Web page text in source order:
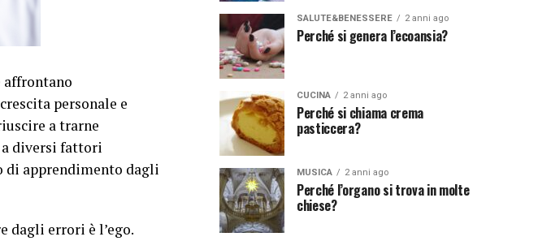
affrontano
personale e
a trarne
diversi fattori
di apprendimento dagli
errori è l’ego.
SALUTE&BENESSERE 2 anni ago
Perché si genera l’ecoansia?
CUCINA 2 anni ago
Perché si chiama crema
pasticcera?
MUSICA 2 anni ago
Perché l’organo si trova in molte
chiese?